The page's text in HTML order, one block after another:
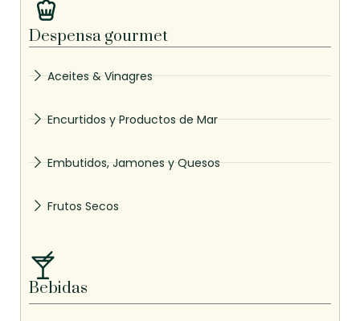
Despensa gourmet
Aceites & Vinagres
Encurtidos y Productos de Mar
Embutidos, Jamones y Quesos
Frutos Secos
Bebidas